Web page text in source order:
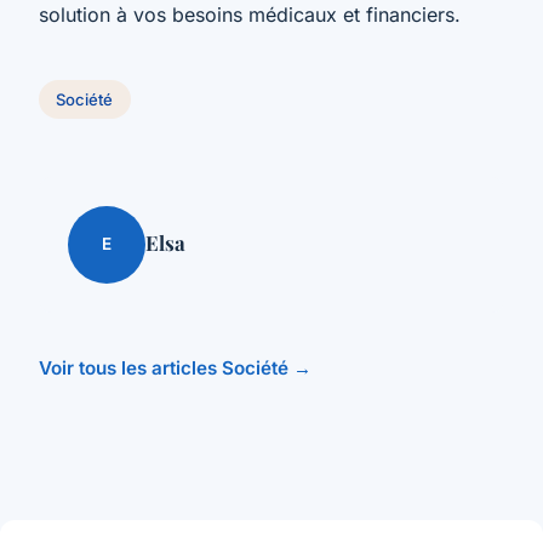
solution à vos besoins médicaux et financiers.
Société
E Elsa
Voir tous les articles Société →